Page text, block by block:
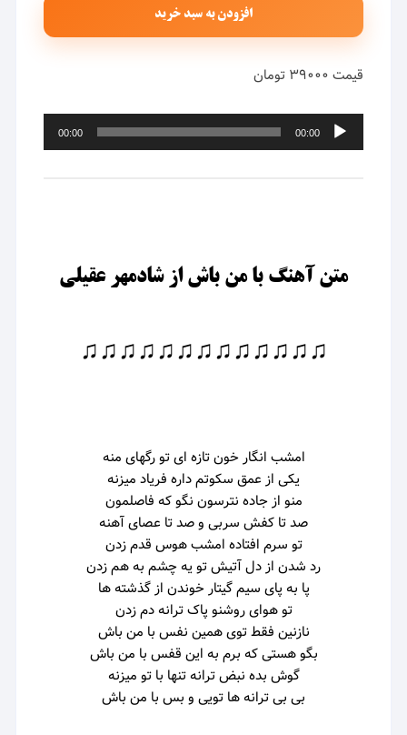
افزودن به سبد خرید
قیمت ۳۹۰۰۰ تومان
پخش‌کننده
صوت
00:00
00:00
متن آهنگ با من باش از شادمهر عقیلی
♫♫♫♫♫♫♫♫♫♫♫♫♫
امشب انگار خون تازه ای تو رگهای منه
یکی از عمق سکوتم داره فریاد میزنه
منو از جاده نترسون نگو که فاصلمون
صد تا کفش سربی و صد تا عصای آهنه
تو سرم افتاده امشب هوس قدم زدن
رد شدن از دل آتیش تو یه چشم به هم زدن
پا به پای سیم گیتار خوندن از گذشته ها
تو هوای روشنو پاک ترانه دم زدن
نازنین فقط توی همین نفس با من باش
بگو هستی که برم به این قفس با من باش
گوش بده نبض ترانه تنها با تو میزنه
بی بی ترانه ها تویی و بس با من باش